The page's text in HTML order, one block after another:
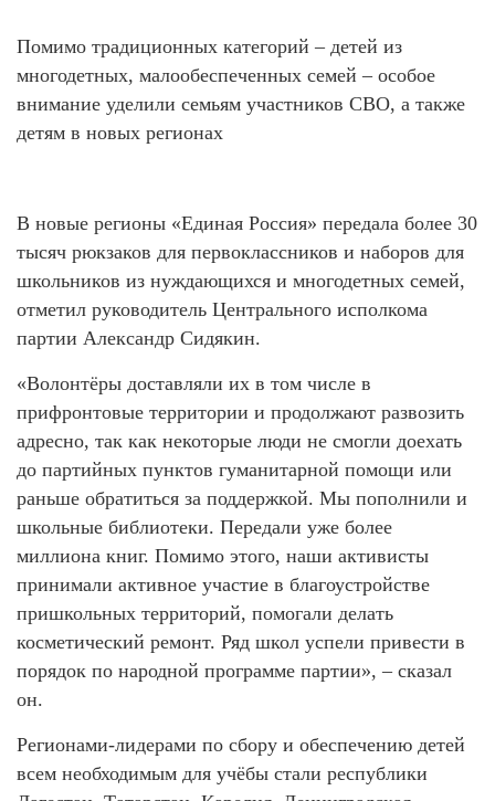
Помимо традиционных категорий – детей из
многодетных, малообеспеченных семей – особое
внимание уделили семьям участников СВО, а также
детям в новых регионах
В новые регионы «Единая Россия» передала более 30
тысяч рюкзаков для первоклассников и наборов для
школьников из нуждающихся и многодетных семей,
отметил руководитель Центрального исполкома
партии Александр Сидякин.
«Волонтёры доставляли их в том числе в
прифронтовые территории и продолжают развозить
адресно, так как некоторые люди не смогли доехать
до партийных пунктов гуманитарной помощи или
раньше обратиться за поддержкой. Мы пополнили и
школьные библиотеки. Передали уже более
миллиона книг. Помимо этого, наши активисты
принимали активное участие в благоустройстве
пришкольных территорий, помогали делать
косметический ремонт. Ряд школ успели привести в
порядок по народной программе партии», – сказал
он.
Регионами-лидерами по сбору и обеспечению детей
всем необходимым для учёбы стали республики